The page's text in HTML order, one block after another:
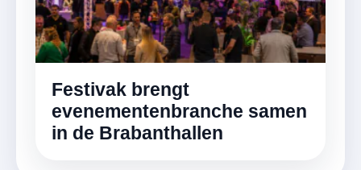
Festivak brengt
evenementenbranche samen
in de Brabanthallen